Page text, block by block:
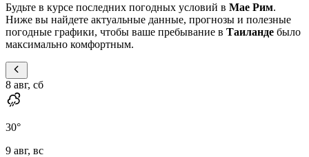
Будьте в курсе последних погодных условий в Мае Рим.
Ниже вы найдете актуальные данные, прогнозы и полезные
погодные графики, чтобы ваше пребывание в Таиланде было
максимально комфортным.
8 авг, сб
30°
9 авг, вс